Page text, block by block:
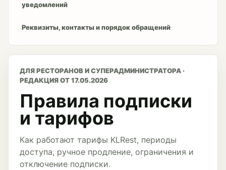
уведомлений
Реквизиты, контакты и порядок обращений
ДЛЯ РЕСТОРАНОВ И СУПЕРАДМИНИСТРАТОРА ·
РЕДАКЦИЯ ОТ 17.05.2026
Правила подписки
и тарифов
Как работают тарифы KLRest, периоды
доступа, ручное продление, ограничения и
отключение подписки.